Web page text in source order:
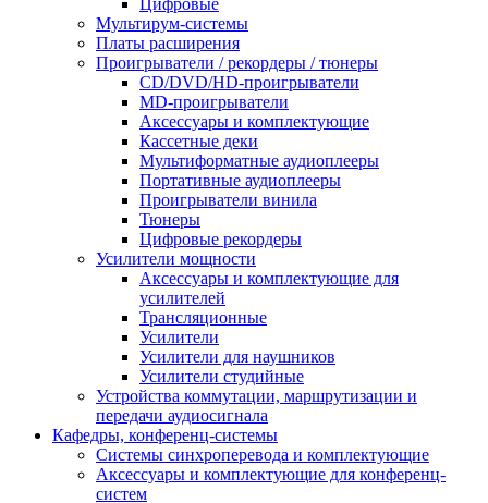
Цифровые
Мультирум-системы
Платы расширения
Проигрыватели / рекордеры / тюнеры
CD/DVD/HD-проигрыватели
MD-проигрыватели
Аксессуары и комплектующие
Кассетные деки
Мультиформатные аудиоплееры
Портативные аудиоплееры
Проигрыватели винила
Тюнеры
Цифровые рекордеры
Усилители мощности
Аксессуары и комплектующие для
усилителей
Трансляционные
Усилители
Усилители для наушников
Усилители студийные
Устройства коммутации, маршрутизации и
передачи аудиосигнала
Кафедры, конференц-системы
Cистемы синхроперевода и комплектующие
Аксессуары и комплектующие для конференц-
систем